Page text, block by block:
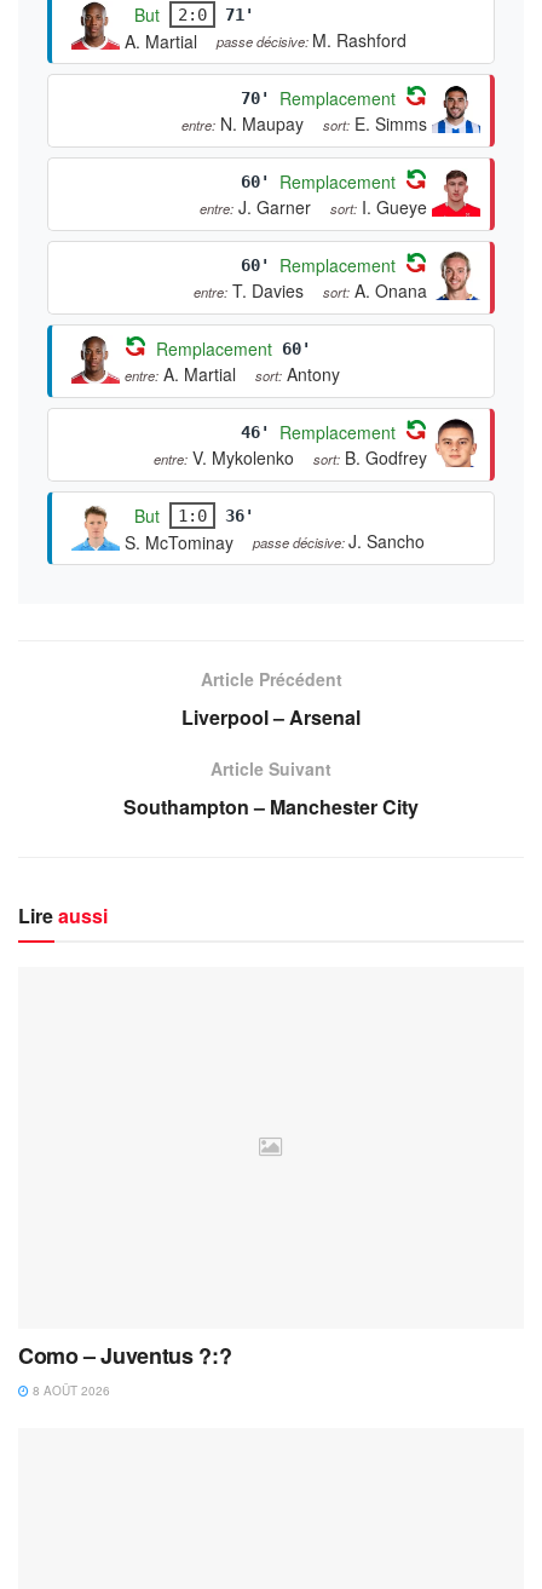
But 2:0 71'
A. Martial passe décisive: M. Rashford
70' Remplacement
entre: N. Maupay sort: E. Simms
60' Remplacement
entre: J. Garner sort: I. Gueye
60' Remplacement
entre: T. Davies sort: A. Onana
Remplacement 60'
entre: A. Martial sort: Antony
46' Remplacement
entre: V. Mykolenko sort: B. Godfrey
But 1:0 36'
S. McTominay passe décisive:J. Sancho
Article Précédent
Liverpool – Arsenal
Article Suivant
Southampton – Manchester City
Lireaussi
Como – Juventus ?:?
8 AOÛT 2026